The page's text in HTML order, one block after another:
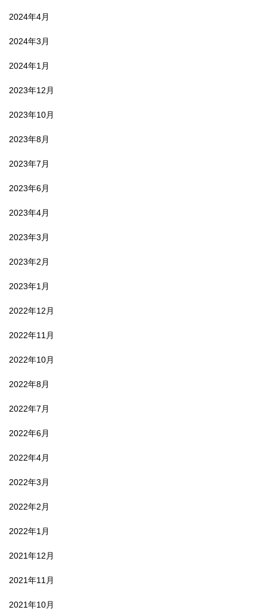
2024年4月
2024年3月
2024年1月
2023年12月
2023年10月
2023年8月
2023年7月
2023年6月
2023年4月
2023年3月
2023年2月
2023年1月
2022年12月
2022年11月
2022年10月
2022年8月
2022年7月
2022年6月
2022年4月
2022年3月
2022年2月
2022年1月
2021年12月
2021年11月
2021年10月